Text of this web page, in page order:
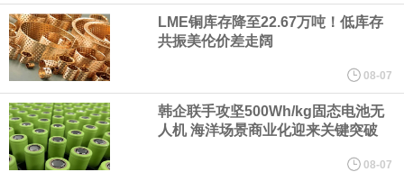
宇树科技董事长、总经理兼首席技术官王兴兴在网上路演时表示，
经过多年研发创新和技术积累，公司逐步形成了包括一体化关节集
成技术、高紧凑度机器人身体集成技术、机器人激光雷达全自研核
心技术等多项已商业化应用的核心技术并已应用于公司的高性能通
LME铜库存降至22.67万吨！低库存
共振美伦价差走阔
08-07
韩企联手攻坚500Wh/kg固态电池无
人机 海洋场景商业化迎来关键突破
08-07